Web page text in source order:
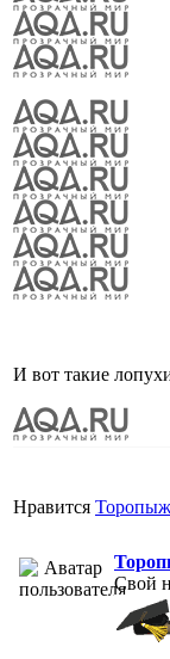
И вот такие
Нравится
Свой